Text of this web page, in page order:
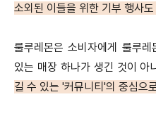
소외된 이들을 위한 기부 행사
룰루레몬은 소비자에게 룰루
있는 매장 하나가 생긴 것이 아
길 수 있는 '커뮤니티'의 중심으